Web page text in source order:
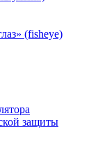
(fisheye)
защиты